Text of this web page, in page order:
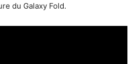
du Galaxy Fold.